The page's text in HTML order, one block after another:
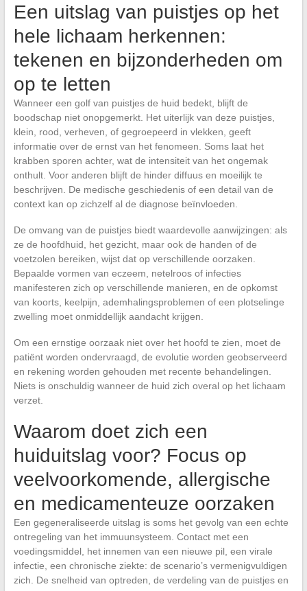
Een uitslag van puistjes op het
hele lichaam herkennen:
tekenen en bijzonderheden om
op te letten
Wanneer een golf van puistjes de huid bedekt, blijft de
boodschap niet onopgemerkt. Het uiterlijk van deze puistjes,
klein, rood, verheven, of gegroepeerd in vlekken, geeft
informatie over de ernst van het fenomeen. Soms laat het
krabben sporen achter, wat de intensiteit van het ongemak
onthult. Voor anderen blijft de hinder diffuus en moeilijk te
beschrijven. De medische geschiedenis of een detail van de
context kan op zichzelf al de diagnose beïnvloeden.
De omvang van de puistjes biedt waardevolle aanwijzingen: als
ze de hoofdhuid, het gezicht, maar ook de handen of de
voetzolen bereiken, wijst dat op verschillende oorzaken.
Bepaalde vormen van eczeem, netelroos of infecties
manifesteren zich op verschillende manieren, en de opkomst
van koorts, keelpijn, ademhalingsproblemen of een plotselinge
zwelling moet onmiddellijk aandacht krijgen.
Om een ernstige oorzaak niet over het hoofd te zien, moet de
patiënt worden ondervraagd, de evolutie worden geobserveerd
en rekening worden gehouden met recente behandelingen.
Niets is onschuldig wanneer de huid zich overal op het lichaam
verzet.
Waarom doet zich een
huiduitslag voor? Focus op
veelvoorkomende, allergische
en medicamenteuze oorzaken
Een gegeneraliseerde uitslag is soms het gevolg van een echte
ontregeling van het immuunsysteem. Contact met een
voedingsmiddel, het innemen van een nieuwe pil, een virale
infectie, een chronische ziekte: de scenario’s vermenigvuldigen
zich. De snelheid van optreden, de verdeling van de puistjes en